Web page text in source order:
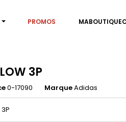
PROMOS
3P
0-17090 MarqueAdidas
3P